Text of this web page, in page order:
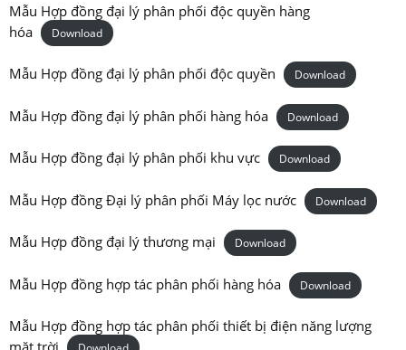
Mẫu Hợp đồng đại lý phân phối độc quyền hàng
hóa
Download
Mẫu Hợp đồng đại lý phân phối độc quyền Download
Mẫu Hợp đồng đại lý phân phối hàng hóa Download
Mẫu Hợp đồng đại lý phân phối khu vực Download
Mẫu Hợp đồng Đại lý phân phối Máy lọc nước Download
Mẫu Hợp đồng đại lý thương mại Download
Mẫu Hợp đồng hợp tác phân phối hàng hóa Download
Mẫu Hợp đồng hợp tác phân phối thiết bị điện năng lượng